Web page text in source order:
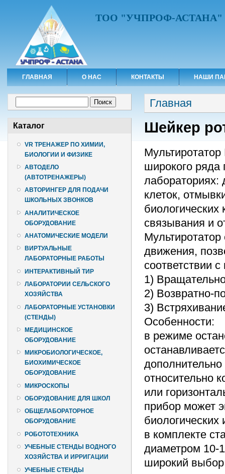
ТОО "УЧПРОФ-АСТАНА"
ГЛАВНАЯ О НАС КОНТАКТЫ НАШИ
Каталог
VR ТРЕНАЖЕР ПО ХИМИИ,
БИОЛОГИИ И ФИЗИКЕ
АВТОДЕЛО
(АВТОТРЕНАЖЕРЫ)
АВТОРИНГЕР ДЛЯ ПОДАЧИ
ШКОЛЬНЫХ ЗВОНКОВ
АНАЛИТИЧЕСКОЕ
ОБОРУДОВАНИЕ
АНАТОМИЧЕСКИЕ МОДЕЛИ
ВИРТУАЛЬНЫЕ
ЛАБОРАТОРНЫЕ РАБОТЫ
ИНТЕРАКТИВНЫЙ ТИР
ЛАБОРАТОРИИ СЕЛЬСКОГО
ХОЗЯЙСТВА
ЛАБОРАТОРНЫЕ УСТАНОВКИ
(СТЕНДЫ)
МЕДИЦИНСКОЕ
ОБОРУДОВАНИЕ
МИКРОБИОЛОГИЧЕСКОЕ,
БИОХИМИЧЕСКОЕ
ОБОРУДОВАНИЕ
МИКРОСКОПЫ
ОБОРУДОВАНИЕ ДЛЯ ШКОЛ
ОБЩЕЛАБОРАТОРНОЕ
ОБОРУДОВАНИЕ
РОБОТОТЕХНИКА
УЧЕБНЫЕ СТЕНДЫ ВОДНОГО
ХОЗЯЙСТВА И ИРРИГАЦИИ
УЧЕБНЫЕ СТЕНДЫ
Вы здесь
Главная
Шейкер
широкого ряда
лабораториях:
клеток,
биологических
связывания и
движения,
соответствии
1)
2) Возвратно-
3)
Особенности:
в режиме
дополнительно
относительно
или
прибор может
в комплекте
диаметром 10-
широкий